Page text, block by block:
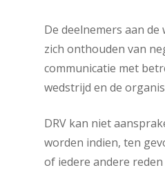
De deelnemers aan
zich onthouden van
communicatie met
wedstrijd en de
DRV kan niet
worden indien, ten
of iedere andere